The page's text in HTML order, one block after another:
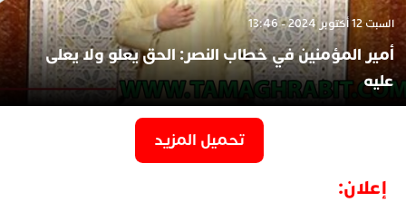
السبت 12 أكتوبر 2024 - 13:46
أمير المؤمنين في خطاب النصر: الحق يعلو ولا يعلى
عليه
تحميل المزيد
إعلان: